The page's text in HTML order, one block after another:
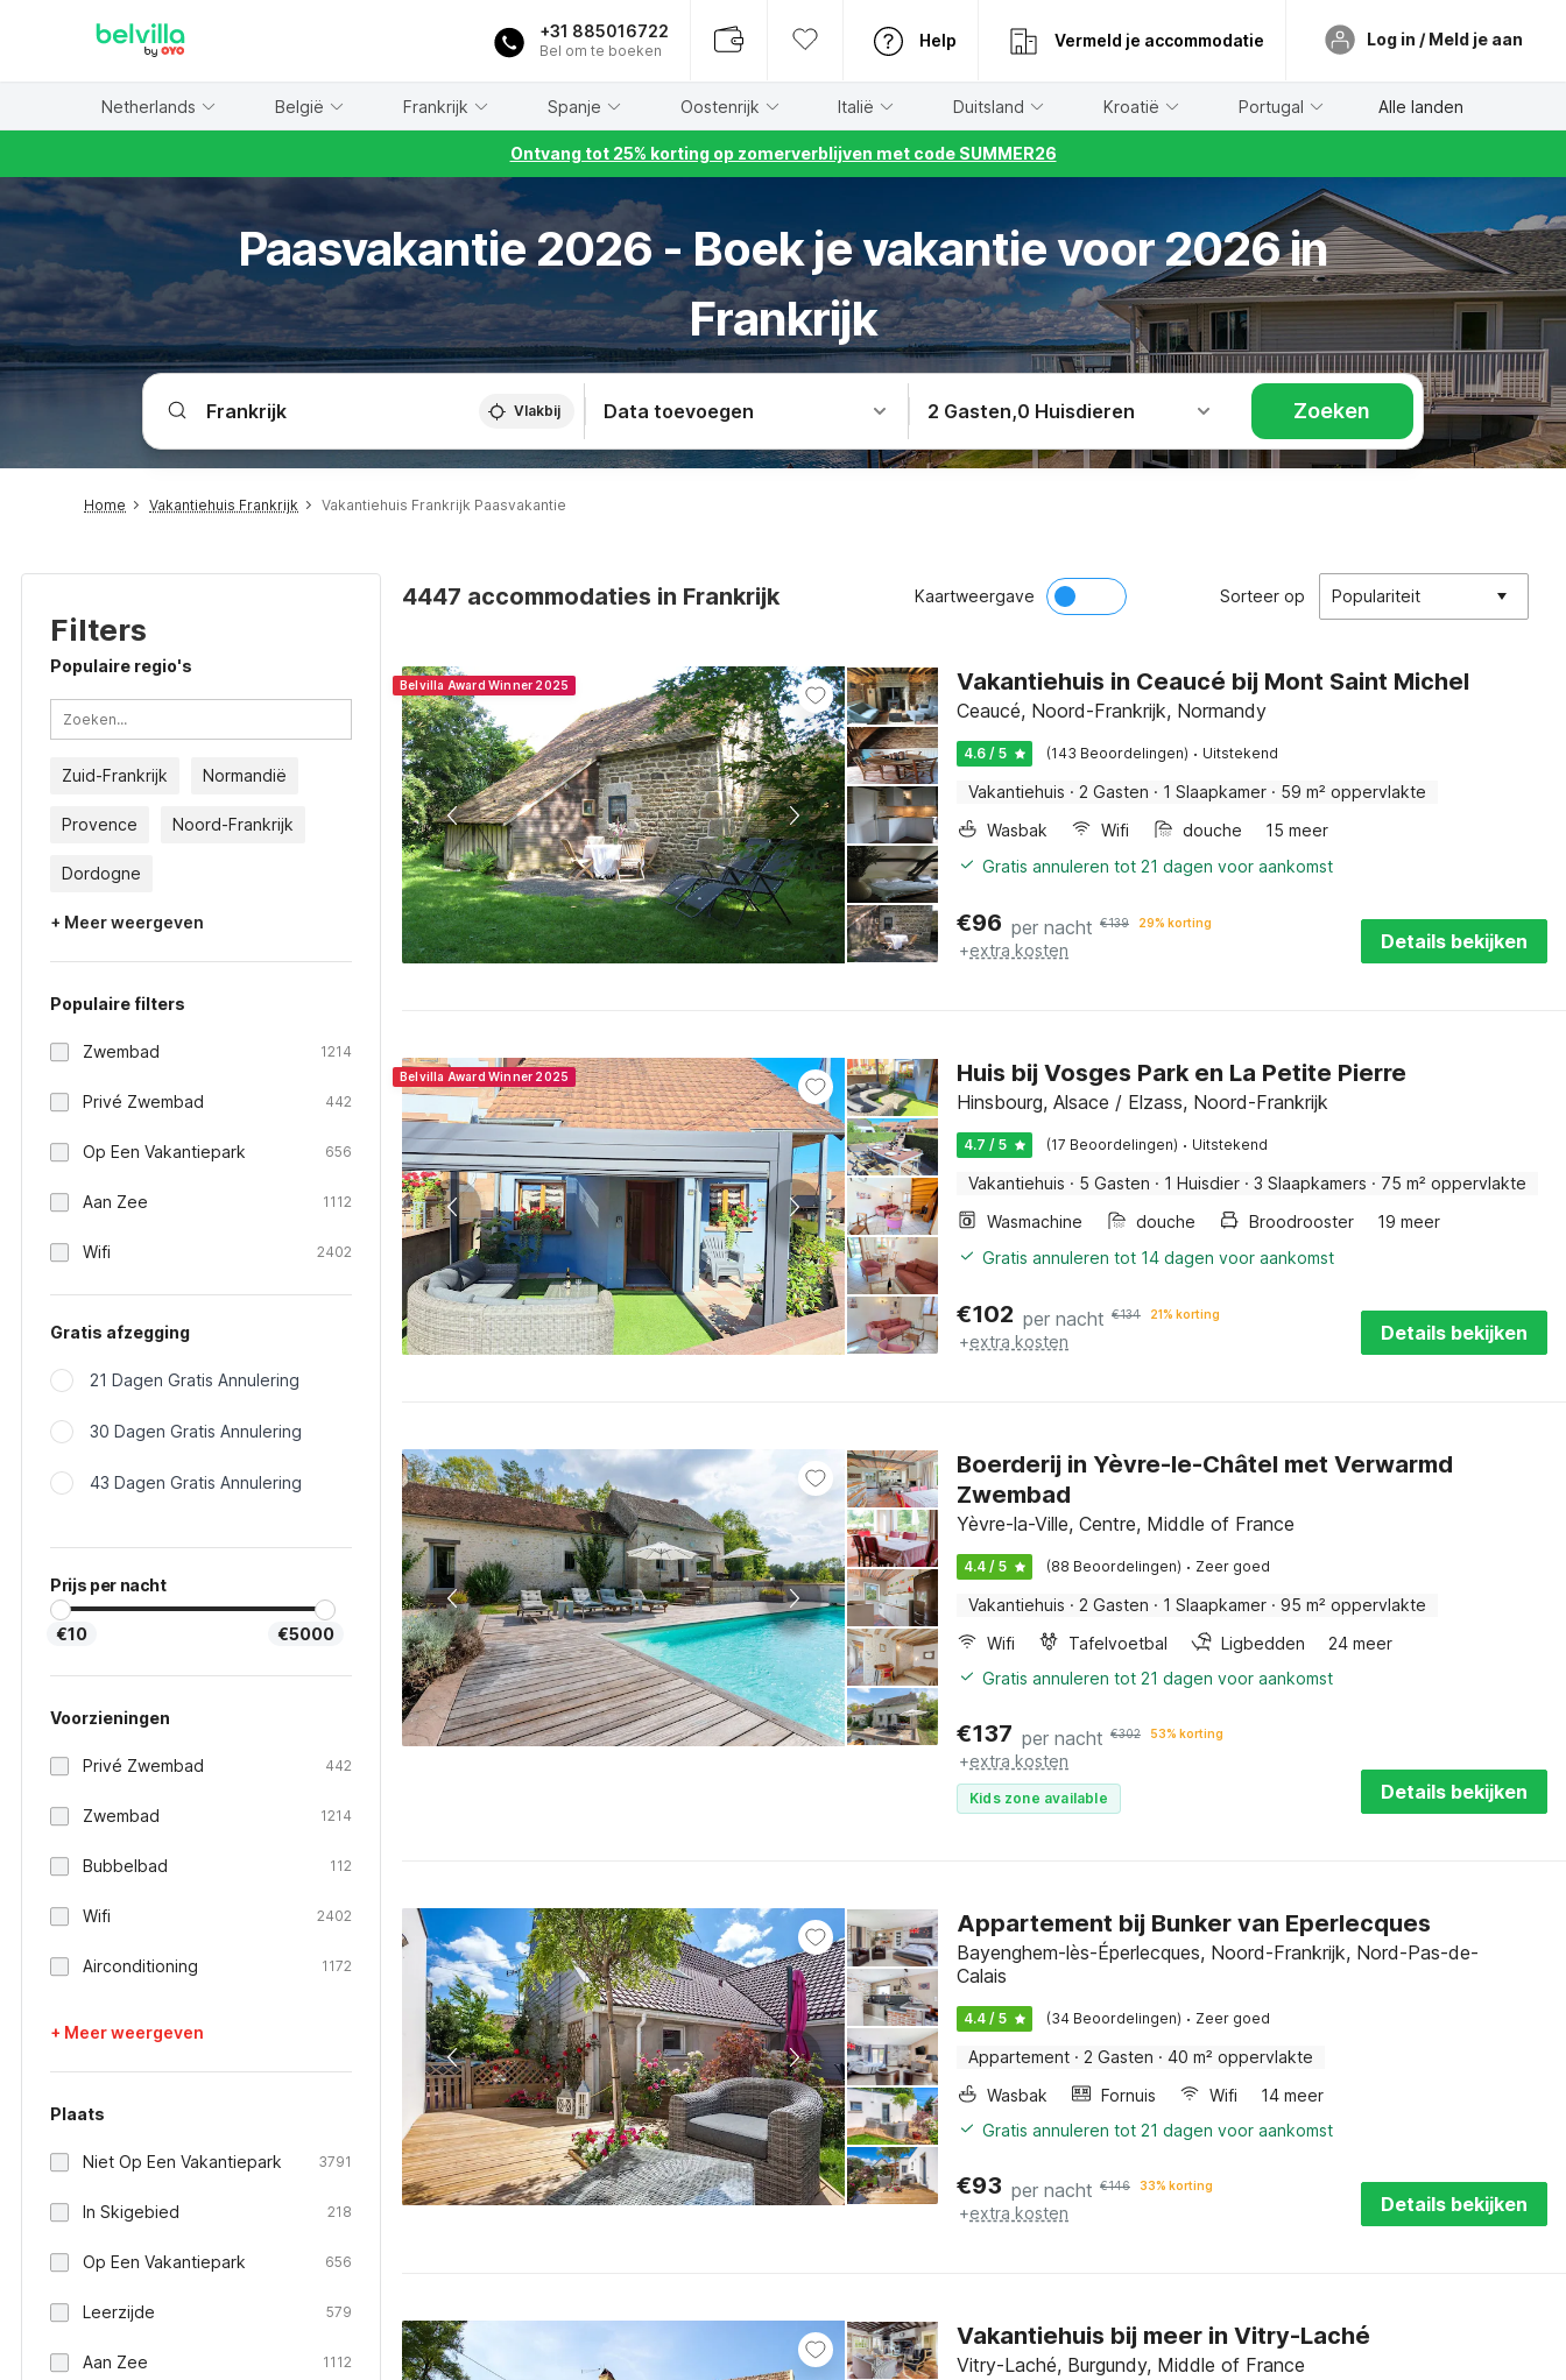
+31 885016722
Bel om te boeken
Help Vermeld je accommodatie Log in / Meld je aan
Netherlands België Frankrijk Spanje Oostenrijk Italië Duitsland Kroatië Portugal Alle landen
Ontvang tot 25% korting op zomerverblijven met code SUMMER26
Paasvakantie 2026 - Boek je vakantie voor 2026 in
Frankrijk
Vlakbij Data toevoegen 2 Gasten,0 Huisdieren Zoeken
Home Vakantiehuis Frankrijk Vakantiehuis Frankrijk Paasvakantie
Filters
Populaire regio's
Zuid-Frankrijk Normandië
Provence Noord-Frankrijk
Dordogne
+ Meer weergeven
Populaire filters
Zwembad 1214
Privé Zwembad 442
Op Een Vakantiepark 656
Aan Zee 1112
Wifi 2402
Gratis afzegging
21 Dagen Gratis Annulering
30 Dagen Gratis Annulering
43 Dagen Gratis Annulering
Prijs per nacht
€10 €5000
Voorzieningen
Privé Zwembad 442
Zwembad 1214
Bubbelbad 112
Wifi 2402
Airconditioning 1172
+ Meer weergeven
Plaats
Niet Op Een Vakantiepark 3791
In Skigebied 218
Op Een Vakantiepark 656
Leerzijde 579
Aan Zee 1112
4447 accommodaties in Frankrijk Kaartweergave Sorteer op Populariteit
Belvilla Award Winner 2025 Vakantiehuis in Ceaucé bij Mont Saint Michel
Ceaucé, Noord-Frankrijk, Normandy
4.6 / 5 (143 Beoordelingen) · Uitstekend
Vakantiehuis · 2 Gasten · 1 Slaapkamer · 59 m² oppervlakte
Wasbak
Wifi douche
15 meer
Gratis annuleren tot 21 dagen voor aankomst
€96 per nacht €139 29% korting
+extra kosten Details bekijken
Belvilla Award Winner 2025 Huis bij Vosges Park en La Petite Pierre
Hinsbourg, Alsace / Elzass, Noord-Frankrijk
4.7 / 5 (17 Beoordelingen) · Uitstekend
Vakantiehuis · 5 Gasten · 1 Huisdier · 3 Slaapkamers · 75 m² oppervlakte
Wasmachine
douche Broodrooster
19 meer
Gratis annuleren tot 14 dagen voor aankomst
€102 per nacht €134 21% korting
+extra kosten Details bekijken
Boerderij in Yèvre-le-Châtel met Verwarmd
Zwembad
Yèvre-la-Ville, Centre, Middle of France
4.4 / 5 (88 Beoordelingen) · Zeer goed
Vakantiehuis · 2 Gasten · 1 Slaapkamer · 95 m² oppervlakte
Wifi
Tafelvoetbal Ligbedden
24 meer
Gratis annuleren tot 21 dagen voor aankomst
€137 per nacht €302 53% korting
+extra kosten
Kids zone available Details bekijken
Appartement bij Bunker van Eperlecques
Bayenghem-lès-Éperlecques, Noord-Frankrijk, Nord-Pas-de-
Calais
4.4 / 5 (34 Beoordelingen) · Zeer goed
Appartement · 2 Gasten · 40 m² oppervlakte
Wasbak
Fornuis Wifi
14 meer
Gratis annuleren tot 21 dagen voor aankomst
€93 per nacht €146 33% korting
+extra kosten Details bekijken
Vakantiehuis bij meer in Vitry-Laché
Vitry-Laché, Burgundy, Middle of France